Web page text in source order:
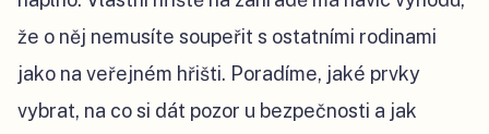
že o něj nemusíte soupeřit s ostatními rodinami
jako na veřejném hřišti. Poradíme, jaké prvky
vybrat, na co si dát pozor u bezpečnosti a jak